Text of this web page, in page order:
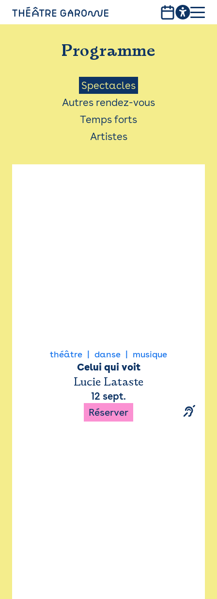
PROGRAMME
INFOS PRATIQUES
AVEC LES PUBLICS
ACCESSIBILITÉ
LES PRODUCTIONS
Programme
Menu
Saison
Spectacles
Autres rendez-vous
Temps forts
Artistes
théâtre danse musique
Celui qui voit
Lucie Lataste
12 sept.
Réserver